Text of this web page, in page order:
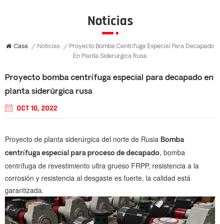
Noticias
Casa / Noticias / Proyecto Bomba Centrífuga Especial Para Decapado
En Planta Siderúrgica Rusa
Proyecto bomba centrífuga especial para decapado en
planta siderúrgica rusa
OCT 10, 2022
Proyecto de planta siderúrgica del norte de Rusia Bomba
centrífuga especial para proceso de decapado, bomba
centrífuga de revestimiento ultra grueso FRPP, resistencia a la
corrosión y resistencia al desgaste es fuerte, la calidad está
garantizada.